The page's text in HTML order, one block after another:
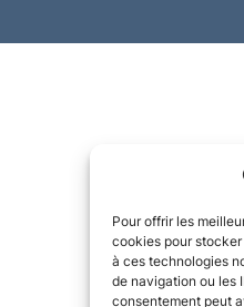
Pour offrir les
cookies pour
à ces technologies
de navigation ou les
consentement peut